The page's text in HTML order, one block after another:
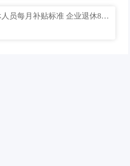
80岁企业退休人员每月补贴标准 企业退休80岁能拿多少补贴